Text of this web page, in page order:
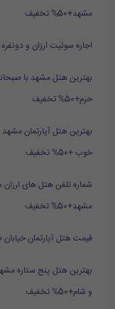
مشهد+50% تخفیف
اجاره سوئیت ارزان و دونفره
بهترین هتل مشهد با
حرم+50% تخفیف
خوب +50% تخفیف
شماره تلفن هتل های
مشهد+50% تخفیف
قیمت هتل آپارتمان خیابان
و شام+50% تخفیف